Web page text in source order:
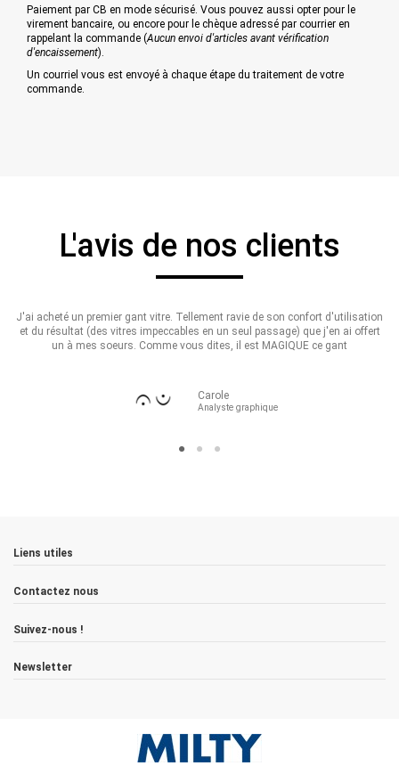
Paiement par CB en mode sécurisé. Vous pouvez aussi opter pour le
virement bancaire, ou encore pour le chèque adressé par courrier en
rappelant la commande (Aucun envoi d'articles avant vérification
d'encaissement).
Un courriel vous est envoyé à chaque étape du traitement de votre
commande.
L'avis de nos clients
J'ai acheté un premier gant vitre. Tellement ravie de son confort d'utilisation
et du résultat (des vitres impeccables en un seul passage) que j'en ai offert
un à mes soeurs. Comme vous dites, il est MAGIQUE ce gant
Carole
Analyste graphique
Liens utiles
Contactez nous
Suivez-nous !
Newsletter